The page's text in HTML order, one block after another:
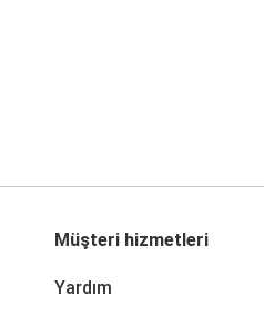
Müşteri hizmetleri
Yardım